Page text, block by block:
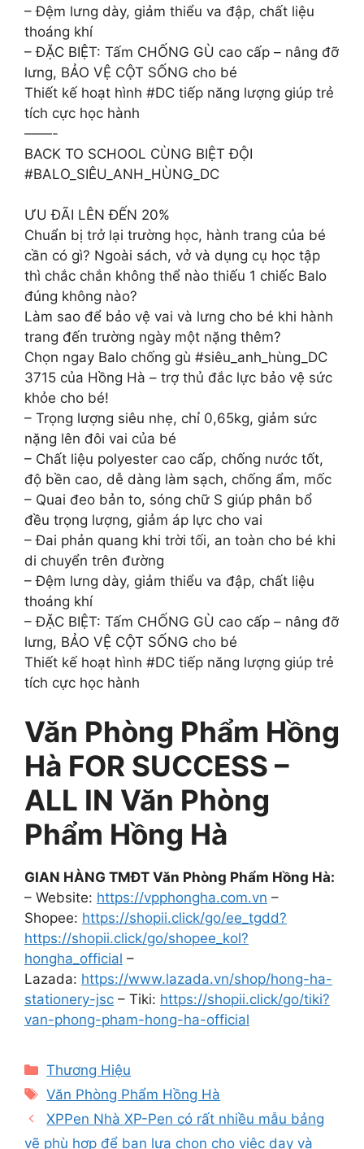
– Đệm lưng dày, giảm thiểu va đập, chất liệu
thoáng khí
– ĐẶC BIỆT: Tấm CHỐNG GÙ cao cấp – nâng đỡ
lưng, BẢO VỆ CỘT SỐNG cho bé
Thiết kế hoạt hình #DC tiếp năng lượng giúp trẻ
tích cực học hành
——-
BACK TO SCHOOL CÙNG BIỆT ĐỘI
#BALO_SIÊU_ANH_HÙNG_DC
ƯU ĐÃI LÊN ĐẾN 20%
Chuẩn bị trở lại trường học, hành trang của bé
cần có gì? Ngoài sách, vở và dụng cụ học tập
thì chắc chắn không thể nào thiếu 1 chiếc Balo
đúng không nào?
Làm sao để bảo vệ vai và lưng cho bé khi hành
trang đến trường ngày một nặng thêm?
Chọn ngay Balo chống gù #siêu_anh_hùng_DC
3715 của Hồng Hà – trợ thủ đắc lực bảo vệ sức
khỏe cho bé!
– Trọng lượng siêu nhẹ, chỉ 0,65kg, giảm sức
nặng lên đôi vai của bé
– Chất liệu polyester cao cấp, chống nước tốt,
độ bền cao, dễ dàng làm sạch, chống ẩm, mốc
– Quai đeo bản to, sóng chữ S giúp phân bổ
đều trọng lượng, giảm áp lực cho vai
– Đai phản quang khi trời tối, an toàn cho bé khi
di chuyển trên đường
– Đệm lưng dày, giảm thiểu va đập, chất liệu
thoáng khí
– ĐẶC BIỆT: Tấm CHỐNG GÙ cao cấp – nâng đỡ
lưng, BẢO VỆ CỘT SỐNG cho bé
Thiết kế hoạt hình #DC tiếp năng lượng giúp trẻ
tích cực học hành
Văn Phòng Phẩm Hồng
Hà FOR SUCCESS –
ALL IN Văn Phòng
Phẩm Hồng Hà
GIAN HÀNG TMĐT Văn Phòng Phẩm Hồng Hà:
– Website: https://vpphongha.com.vn –
Shopee: https://shopii.click/go/ee_tgdd?
https://shopii.click/go/shopee_kol?
hongha_official –
Lazada: https://www.lazada.vn/shop/hong-ha-
stationery-jsc – Tiki: https://shopii.click/go/tiki?
van-phong-pham-hong-ha-official
Categories
Thương Hiệu
Tags
Văn Phòng Phẩm Hồng Hà
XPPen Nhà XP-Pen có rất nhiều mẫu bảng
vẽ phù hợp để bạn lựa chọn cho việc dạy và